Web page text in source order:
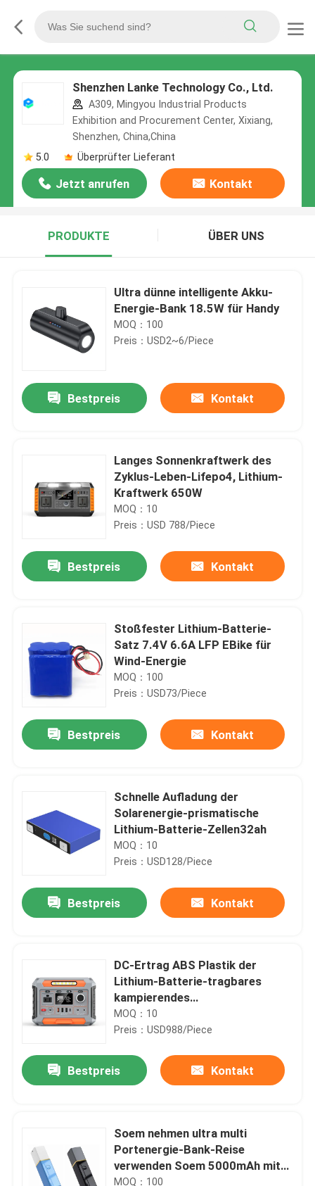
Shenzhen Lanke Technology Co., Ltd.
A309, Mingyou Industrial Products
Exhibition and Procurement Center, Xixiang,
Shenzhen, China,China
5.0
Überprüfter Lieferant
Jetzt anrufen Kontakt
PRODUKTE ÜBER UNS
Ultra dünne intelligente Akku-
Energie-Bank 18.5W für Handy
MOQ：100
Preis：USD2~6/Piece
Bestpreis Kontakt
Langes Sonnenkraftwerk des
Zyklus-Leben-Lifepo4, Lithium-
Kraftwerk 650W
MOQ：10
Preis：USD 788/Piece
Bestpreis Kontakt
Stoßfester Lithium-Batterie-
Satz 7.4V 6.6A LFP EBike für
Wind-Energie
MOQ：100
Preis：USD73/Piece
Bestpreis Kontakt
Schnelle Aufladung der
Solarenergie-prismatische
Lithium-Batterie-Zellen32ah
MOQ：10
Preis：USD128/Piece
Bestpreis Kontakt
DC-Ertrag ABS Plastik der
Lithium-Batterie-tragbares
kampierendes
Stromversorgungs-300W
MOQ：10
Preis：USD988/Piece
Bestpreis Kontakt
Soem nehmen ultra multi
Portenergie-Bank-Reise
verwenden Soem 5000mAh mit
geführtem Licht ab
MOQ：100